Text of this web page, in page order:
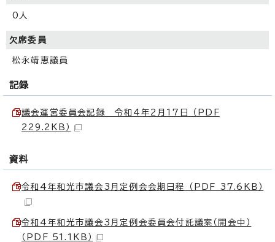
0人
欠席委員
松永靖恵議員
記録
議会運営委員会記録 令和4年2月17日 （PDF
229.2KB）
資料
令和4年和光市議会3月定例会会期日程 （PDF 37.6KB）
令和4年和光市議会3月定例会委員会付託議案（開会中）
（PDF 51.1KB）